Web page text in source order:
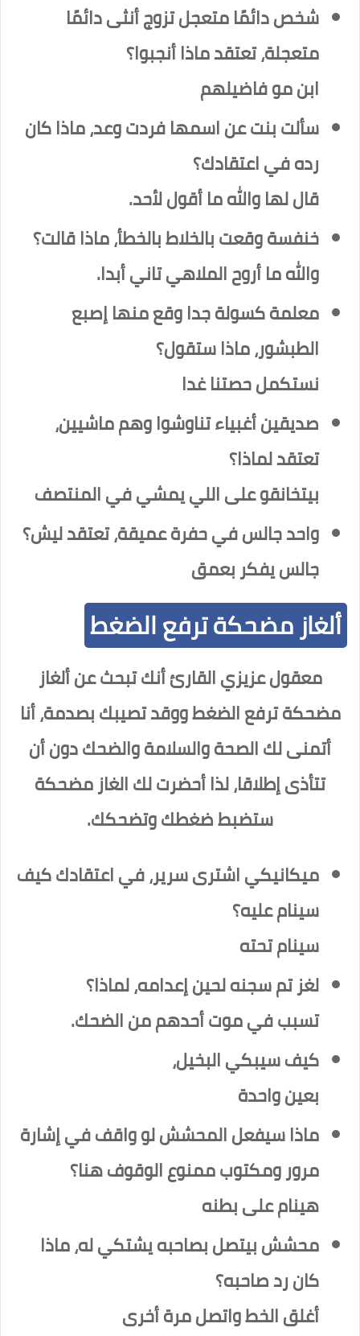
شخص دائمًا متعجل تزوج أنثى دائمًا
متعجلة، تعتقد ماذا أنجبوا؟
ابن مو فاضيلهم
سألت بنت عن اسمها فردت وعد، ماذا كان
رده في اعتقادك؟
قال لها والله ما أقول لأحد.
خنفسة وقعت بالخلاط بالخطأ، ماذا قالت؟
والله ما أروح الملاهي تاني أبدا.
معلمة كسولة جدا وقع منها إصبع
الطبشور، ماذا ستقول؟
نستكمل حصتنا غدا
صديقين أغبياء تناوشوا وهم ماشيين،
تعتقد لماذا؟
بيتخانقو على اللي يمشي في المنتصف
واحد جالس في حفرة عميقة، تعتقد ليش؟
جالس يفكر بعمق
ألغاز مضحكة ترفع الضغط
معقول عزيزي القارئ أنك تبحث عن ألغاز
مضحكة ترفع الضغط ووقد تصيبك بصدمة، أنا
أتمنى لك الصحة والسلامة والضحك دون أن
تتأذى إطلاقا، لذا أحضرت لك الغاز مضحكة
ستضبط ضغطك وتضحكك.
ميكانيكي اشترى سرير، في اعتقادك كيف
سينام عليه؟
سينام تحته
لغز تم سجنه لحين إعدامه، لماذا؟
تسبب في موت أحدهم من الضحك.
كيف سيبكي البخيل،
بعين واحدة
ماذا سيفعل المحشش لو واقف في إشارة
مرور ومكتوب ممنوع الوقوف هنا؟
هينام على بطنه
محشش بيتصل بصاحبه يشتكي له، ماذا
كان رد صاحبه؟
أغلق الخط واتصل مرة أخرى